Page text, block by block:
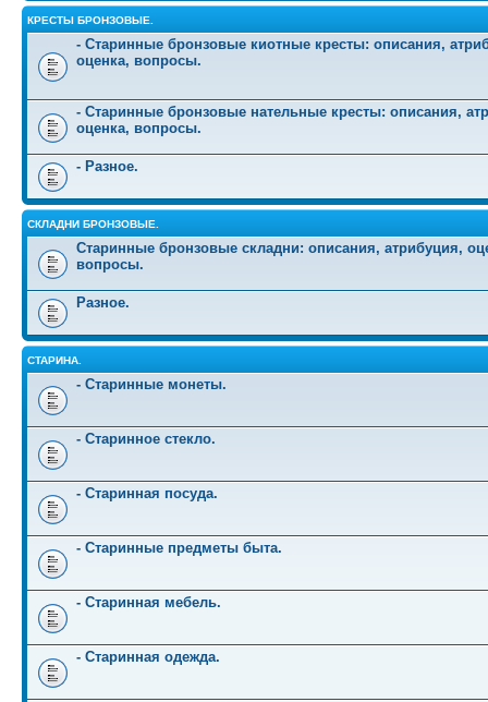
КРЕСТЫ БРОНЗОВЫЕ.
- Старинные бронзовые киотные кресты: описания,
оценка, вопросы.
- Старинные бронзовые нательные кресты: описания,
оценка, вопросы.
- Разное.
СКЛАДНИ БРОНЗОВЫЕ.
Старинные бронзовые складни: описания, атрибуция,
вопросы.
Разное.
СТАРИНА.
- Старинные монеты.
- Старинное стекло.
- Старинная посуда.
- Старинные предметы быта.
- Старинная мебель.
- Старинная одежда.